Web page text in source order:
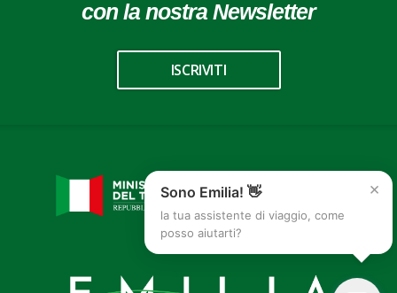
con la nostra Newsletter
ISCRIVITI
×
Sono Emilia! 👋
la tua assistente di viaggio, come
posso aiutarti?